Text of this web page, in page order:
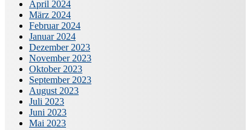
April 2024
März 2024
Februar 2024
Januar 2024
Dezember 2023
November 2023
Oktober 2023
September 2023
August 2023
Juli 2023
Juni 2023
Mai 2023